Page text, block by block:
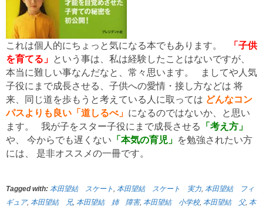
これは個人的にちょっと気になる本でもあります。
「子供
を育てる」 という事は、私は経験したことはないですが、
本当に難しい事なんだなと、常々思います。 ましてや人気
子役にまで成長させる、子供への愛情・接し方などは 将
来、同じ道を歩もうと考えている人に取っては どんなコン
パスよりも良い「道しるべ」 になるのではないか、と思い
ます。 我が子をスター子役にまで成長させる
「考え方」
や、 今からでも遅くない 「本気の育児」 を勉強されたい方
には、 是非オススメの一冊です。
Tagged with: 本田望結 スケート, 本田望結 スケート 実力, 本田望結 フィ
ギュア, 本田望結 兄, 本田望結 姉 障害, 本田望結 小学校, 本田望結 父, 本